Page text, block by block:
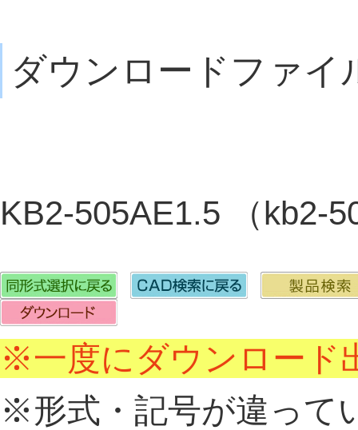
ダウンロードファイ
KB2-505AE1.5 （
※一度にダウンロード
※形式・記号が違って